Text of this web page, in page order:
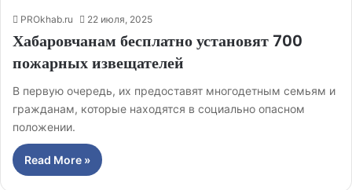
PROkhab.ru 22 июля, 2025
Хабаровчанам бесплатно установят 700
пожарных извещателей
В первую очередь, их предоставят многодетным семьям и
гражданам, которые находятся в социально опасном
положении.
Read More »